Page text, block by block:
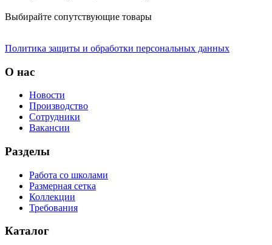
Выбирайте сопутствующие товары
Политика защиты и обработки персональных данных
О нас
Новости
Производство
Сотрудники
Вакансии
Разделы
Работа со школами
Размерная сетка
Коллекции
Требования
Каталог